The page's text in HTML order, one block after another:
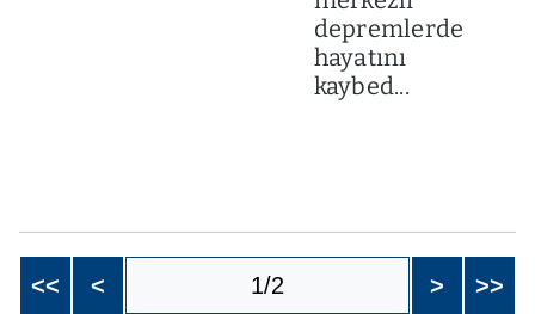
depremlerde
hayatını
kaybed...
<< < 1/2 > >>